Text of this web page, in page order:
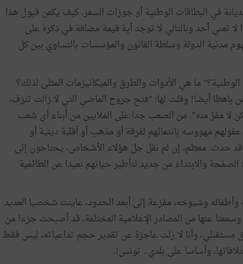
في البطاقات الوطنية أو جوزات السفر. كيف يكمن قبول هذا
لا تعني أحد وبالتالي لا توجد أية قيمة مضافة في ذكره على
مدنية الدولة وسلطة القانون والمؤسسات بالتساوي بين كل
ما هي الأدوات والطرق والميكانيزمات المثلى لذلك؟
أيضا! وقلت لها: "فتح جروح الماضي التي لا زالت تنزف،
لا مفرَّ منه". من الصعب جدا على الملايين من أبناء أي شعب
مهووسه بانتمائهم لفرقة أو مذهب أو أقلية دينية أو
قد حدث. معظم، إن لم نقل جل هؤلاء الأشخاص، يحتاجون إلى
والابتداء من جديد لتأطير حياتهم بعيدا عن الطائفية
وشيوخه، مفزعة إلى أبعد الحدود، عاينت شخصيا العديد
عنها من المصادر الإعلامية المختلفة، قد أصبحت جزءا من
وأنا لا زلت عاجزة عن تقدير حجم تداعياته، ليس فقط
وأساسا على بلدي.. تونس!.